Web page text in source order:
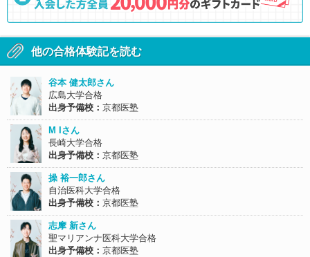
他の合格体験記を読む
谷本 健太郎さん
広島大学合格
出身予備校： 京都医塾
M Iさん
長崎大学合格
出身予備校： 京都医塾
操 裕一郎さん
自治医科大学合格
出身予備校： 京都医塾
志摩 新さん
聖マリアンナ医科大学合格
出身予備校： 京都医塾